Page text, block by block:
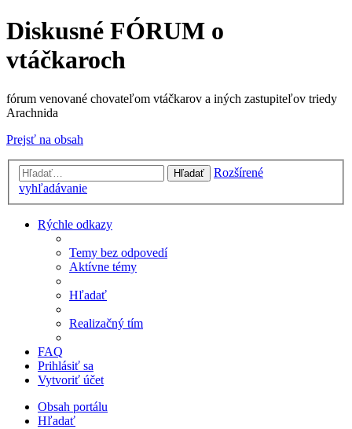
Diskusné FÓRUM o
vtáčkaroch
fórum venované chovateľom vtáčkarov a iných zastupiteľov triedy
Arachnida
Prejsť na obsah
Hľadať
Rozšírené
vyhľadávanie
Rýchle odkazy
Temy bez odpovedí
Aktívne témy
Hľadať
Realizačný tím
FAQ
Prihlásiť sa
Vytvoriť účet
Obsah portálu
Hľadať